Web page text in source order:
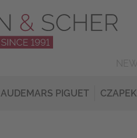
AUDEMARS PIGUET CZAPEK